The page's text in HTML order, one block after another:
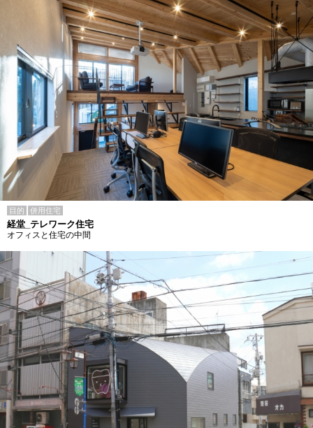
目的 併用住宅
経堂_テレワーク住宅
オフィスと住宅の中間